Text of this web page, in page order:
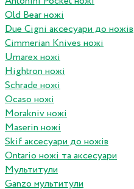
Old Bear ножі
Due Cigni аксесуари до ножів
Cimmerian Knives ножі
Umarex ножі
Hightron ножі
Schrade ножі
Ocaso ножі
Morakniv ножі
Maserin ножі
Skif аксесуари до ножів
Ontario ножі та аксесуари
Мультитули
Ganzo мультитули